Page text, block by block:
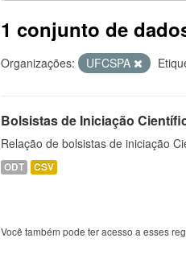
1 conjunto de
Organizações: UFCSPA
Bolsistas de Iniciação
Relação de bolsistas de iniciação
ODT CSV
Você também pode ter acesso a esses